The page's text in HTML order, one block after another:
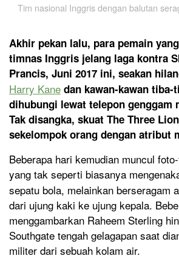
Tim nasional Inggris dengan balutan
Akhir pekan lalu, para pemain
timnas Inggris jelang laga kontra
Prancis, Juni 2017 ini, seakan
Harry Kane dan kawan-kawan tiba-
dihubungi lewat telepon genggam
Tak disangka, skuat The Three
sekelompok orang dengan atribut
Beberapa hari kemudian muncul
yang tak seperti biasanya
sepatu bola, melainkan berseragam
dari ujung kaki ke ujung kepala.
menggambarkan Raheem Sterling
Southgate tengah gelagapan saat
militer dari sebuah kolam air.